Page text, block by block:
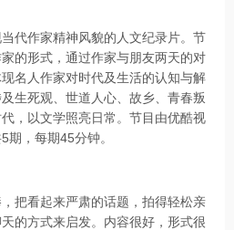
当代作家精神风貌的人文纪录片。节
的形式，通过作家与朋友两天的对
名人作家对时代及生活的认知与解
生死观、世道人心、故乡、青春叛
，以文学照亮日常。节目由优酷视
期，每期45分钟。
把看起来严肃的话题，拍得轻松亲
的方式来启发。内容很好，形式很